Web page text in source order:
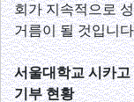
회가 지속적으로
거름이 될 것입니
서울대학교 시카
기부 현황